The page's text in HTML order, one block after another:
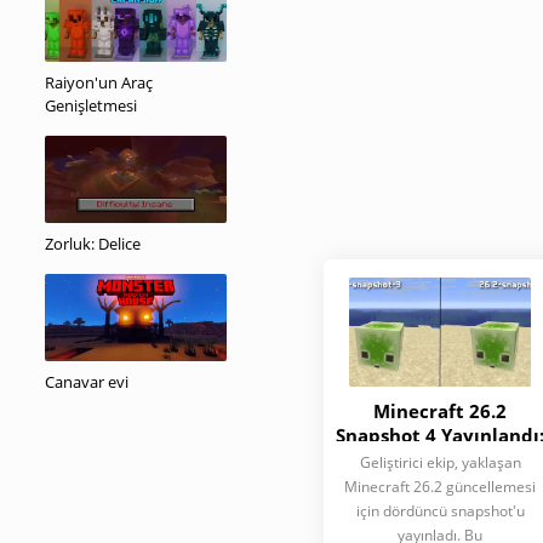
Raiyon'un Araç
Genişletmesi
Zorluk: Delice
Canavar evi
Minecraft 26.2
Snapshot 4 Yayınlandı:
Kükürt Biyomunun
Cilası ve Önemli
Teknik Güncellemeler
Geliştirici ekip, yaklaşan
Minecraft 26.2 güncellemesi
için dördüncü snapshot'u
yayınladı. Bu